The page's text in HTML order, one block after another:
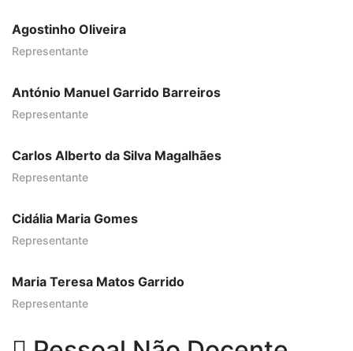
Agostinho Oliveira
Representante
António Manuel Garrido Barreiros
Representante
Carlos Alberto da Silva Magalhães
Representante
Cidália Maria Gomes
Representante
Maria Teresa Matos Garrido
Representante